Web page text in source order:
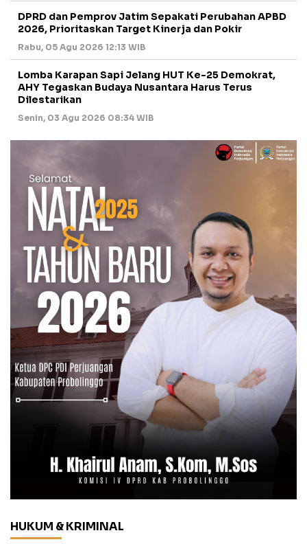
DPRD dan Pemprov Jatim Sepakati Perubahan APBD
2026, Prioritaskan Target Kinerja dan Pokir
Rabu, 05 Agu 2026 12:13 WIB
Lomba Karapan Sapi Jelang HUT Ke-25 Demokrat,
AHY Tegaskan Budaya Nusantara Harus Terus
Dilestarikan
Senin, 03 Agu 2026 08:34 WIB
HUKUM & KRIMINAL